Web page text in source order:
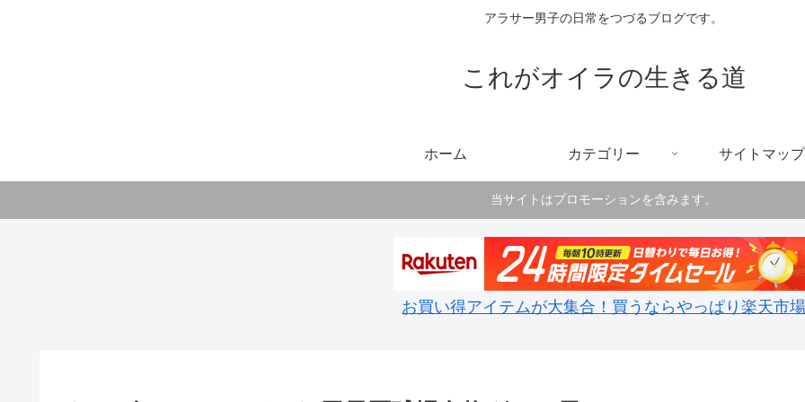
アラサー男子の日常をつづるブログです。
これがオイラの生きる道
ホーム カテゴリー サイトマップ
当サイトはプロモーションを含みます。
お買い得アイテムが大集合！買うならやっぱり楽天市場